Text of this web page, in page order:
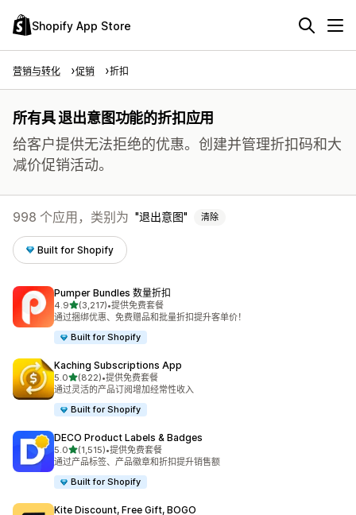
Shopify App Store
营销与转化 促销 折扣
所有具 退出意图功能的折扣应用
给客户提供无法拒绝的优惠。创建并管理折扣码和大
减价促销活动。
998 个应用，类别为 退出意图 清除
Built for Shopify
Pumper Bundles 数量折扣
4.9星（满分 5 星）
(3,217)
总共 3217 条评论
•提供免费套餐
通过捆绑优惠、免费赠品和批量折扣提升客单价！
Built for Shopify
Kaching Subscriptions App
5.0星（满分 5 星）
(822)
总共 822 条评论
•提供免费套餐
通过灵活的产品订阅增加经常性收入
Built for Shopify
DECO Product Labels & Badges
5.0星（满分 5 星）
(1,515)
总共 1515 条评论
•提供免费套餐
通过产品标签、产品徽章和折扣提升销售额
Built for Shopify
Kite Discount, Free Gift, BOGO